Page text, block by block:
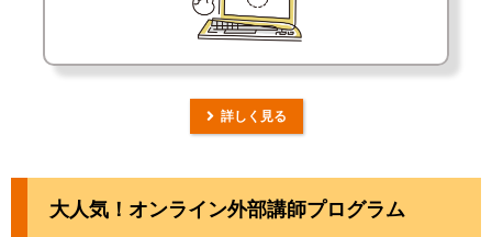
詳しく見る
大人気！オンライン外部講師プログラム